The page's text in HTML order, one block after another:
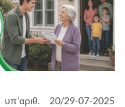
20/29-07-2025